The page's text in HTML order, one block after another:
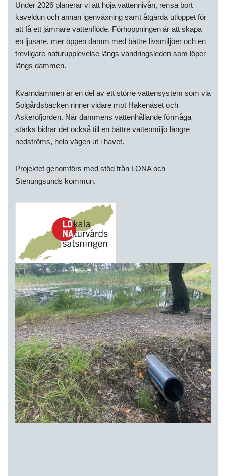
Under 2026 planerar vi att höja vattennivån, rensa bort
kaveldun och annan igenväxning samt åtgärda utloppet för
att få ett jämnare vattenflöde. Förhoppningen är att skapa
en ljusare, mer öppen damm med bättre livsmiljöer och en
trevligare naturupplevelse längs vandringsleden som löper
längs dammen.
Kvarndammen är en del av ett större vattensystem som via
Solgårdsbäcken rinner vidare mot Hakenäset och
Askeröfjorden. När dammens vattenhållande förmåga
stärks bidrar det också till en bättre vattenmiljö längre
nedströms, hela vägen ut i havet.
Projektet genomförs med stöd från LONA och
Stenungsunds kommun.